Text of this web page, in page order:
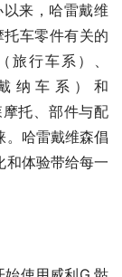
来，哈雷戴维
车零件有关的
行车系）、
纳车系）和
托、部件与配
。哈雷戴维森倡
和体验带给每一